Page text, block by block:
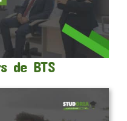
de BTS